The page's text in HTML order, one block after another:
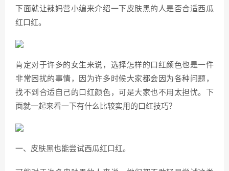
下面就让辣妈营小编来介绍一下皮肤黑的人是否合适西瓜
红口红。
肯定对于许多的女生来说，选择怎样的口红颜色也是一件
非常困扰的事情，因为许多时候大家都会因为各种问题，
找不到合适自己的口红颜色，可是大家也不用太担忧。下
面就一起来看一下有什么比较实用的口红技巧？
一、皮肤黑也能尝试西瓜红口红。